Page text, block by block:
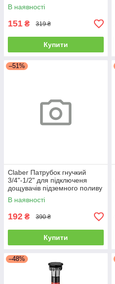
В наявності
151 ₴ 319 ₴
Купити
–51%
Claber Патрубок гнучкий
3/4"-1/2" для підключеня
дощувачів підземного поливу
В наявності
192 ₴ 390 ₴
Купити
–48%